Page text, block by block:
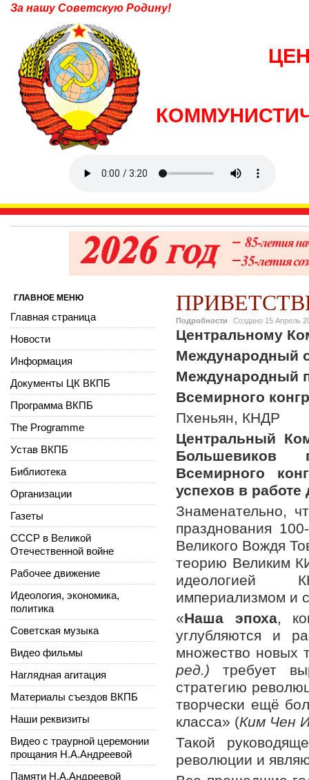
За нашу Советскую Родину!
Подробности Создано 15 Апрель
Центральному
Международный
Международный
Всемирного
Пхеньян, КНДР
Центральный
Большевиков
Всемирного
успехов в
Знаменательно,
празднования
Великого Вождя
теорию Великим
идеологией
империализмом и
«Наша эпоха,
углубляются и
множество новых
ред.) требует
стратегию
творчески ещё
класса» (Ким Чен
Такой
революции и
ГЛАВНОЕ МЕНЮ
Главная страница
Новости
Информация
Документы ЦК ВКПБ
Программа ВКПБ
The Programme
Устав ВКПБ
Библиотека
Организации
Газеты
СССР в Великой
Отечественной войне
Рабочее движение
Идеология, экономика,
политика
Советская музыка
Видео фильмы
Наглядная агитация
Материалы съездов ВКПБ
Наши реквизиты
Видео с траурной церемонии
прощания Н.А.Андреевой
Памяти Н.А.Андреевой